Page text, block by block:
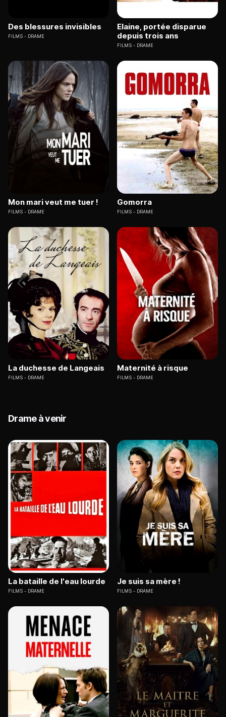
Des blessures invisibles
FILMS DRAME
Elaine, portée disparue
depuis trois ans
FILMS DRAME
Mon mari veut me tuer !
FILMS DRAME
Gomorra
FILMS DRAME
La duchesse de Langeais
FILMS DRAME
Maternité à risque
FILMS DRAME
Drame à venir
La bataille de l'eau lourde
FILMS DRAME
Je suis sa mère !
FILMS DRAME